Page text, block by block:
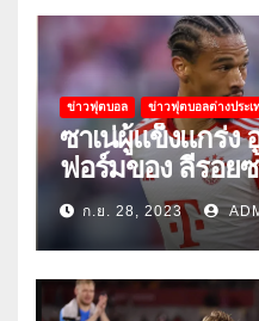
ข่าวฟุตบอล ข่าวฟุตบอลต่างประเ
ซาเน่ผู้แข็งแกร่ง
ฟอร์มของ ลีรอย
วนิคก.ย. 28, 2023